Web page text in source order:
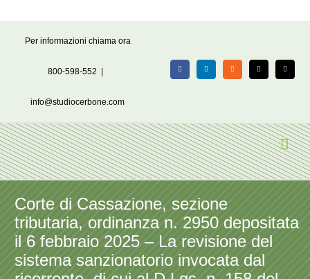
Per informazioni chiama ora
800-598-552
info@studiocerbone.com
FacebookLinkedIn Rss X Email
Corte di Cassazione, sezione
tributaria, ordinanza n. 2950 depositata
il 6 febbraio 2025 – La revisione del
sistema sanzionatorio invocata dal